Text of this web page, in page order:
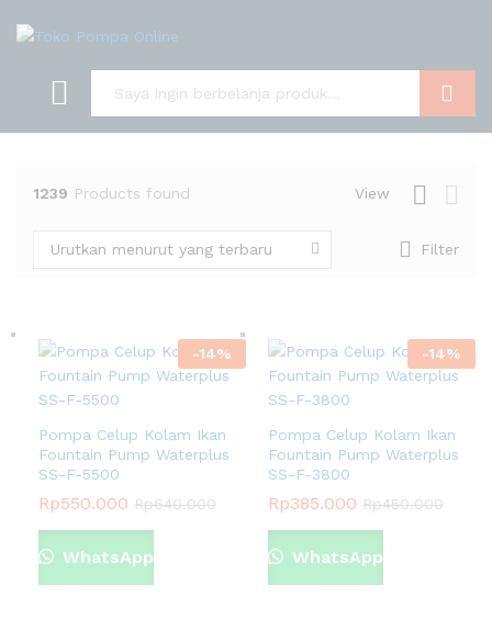
Cari
1239 Products found View
Filter
Urutkan menurut yang terbaru
-14%
Pompa Celup Kolam Ikan
Fountain Pump Waterplus
SS-F-5500
Rp550.000 Rp640.000
WhatsApp
-14%
Pompa Celup Kolam Ikan
Fountain Pump Waterplus
SS-F-3800
Rp385.000 Rp450.000
WhatsApp